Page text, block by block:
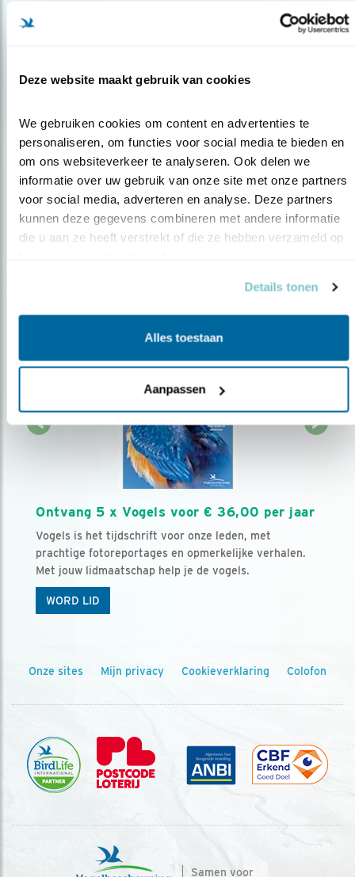
Deze website maakt gebruik van cookies
We gebruiken cookies om content en advertenties te
personaliseren, om functies voor social media te bieden en
om ons websiteverkeer te analyseren. Ook delen we
informatie over uw gebruik van onze site met onze partners
voor social media, adverteren en analyse. Deze partners
kunnen deze gegevens combineren met andere informatie
die u aan ze heeft verstrekt of die ze hebben verzameld op
Details tonen
Alles toestaan
Aanpassen
Op de hoogte blijven?
Meld je aan en ontvang nieuws, inspiratie, acties en tips
over vogels en activiteiten van Vogelbescherming.
AANMELDEN VOGELNIEUWS
Volg ons via social media
Ontvang 5 x Vogels voor € 36,00 per jaar
Vogels is het tijdschrift voor onze leden, met
prachtige fotoreportages en opmerkelijke verhalen.
Met jouw lidmaatschap help je de vogels.
WORD LID
Onze sites Mijn privacy Cookieverklaring Colofon
Samen voor